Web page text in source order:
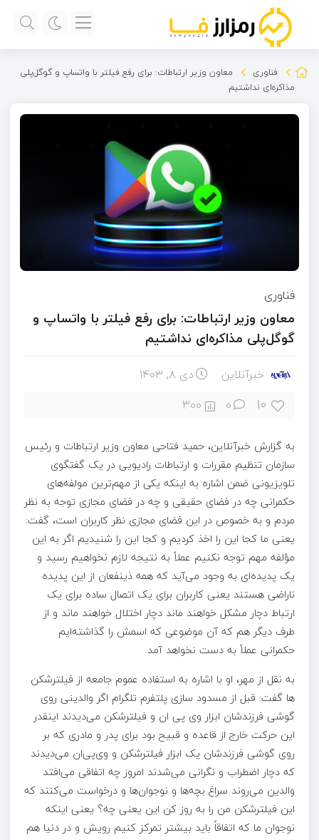
فناوری
معاون وزیر ارتباطات: برای رفع فیلتر با واتساپ و گوگل‌پلی
مذاکره‌ای نداشتیم
فناوری
معاون وزیر ارتباطات: برای رفع فیلتر با واتساپ و
گوگل‌پلی مذاکره‌ای نداشتیم
خبرآنلاین دی ۸, ۱۴۰۳
10
0
300
به گزارش خبرآنلاین، حمید فتاحی معاون وزیر ارتباطات و رئیس
سازمان تنظیم مقررات و ارتباطات رادیویی در یک گفتگوی
تلویزیونی ضمن اشاره به اینکه یکی از مهم‌ترین مولفه‌های
حکمرانی چه در فضای حقیقی و چه در فضای مجازی توجه به نظر
مردم و به خصوص در این فضای مجازی نظر کاربران است، گفت:
یعنی ما کجا این را اخذ کردیم و کجا این را شنیدیم اگر به این
مؤلفه مهم توجه نکنیم عملاً به نتیجه لازم نخواهیم رسید و
یک پدیده‌ای به وجود می‌آید که همه ذینفعان از این پدیده
ناراضی هستند یعنی کاربران برای یک اتصال ساده برای یک
ارتباط دچار مشکل خواهند ماند دچار اختلال خواهند ماند و از
طرف دیگر هم که آن موضوعی که اسمش را گذاشته‌ایم
حکمرانی عملاً به دست نخواهد آمد.
به نقل از مهر، او با اشاره به استفاده عموم جامعه از فیلترشکن
ها گفت: قبل از مسدود سازی پلتفرم تلگرام اگر والدینی روی
گوشی فرزندشان ابزار وی پی ان و فیلترشکن می‌دیدند اینقدر
این حرکت خارج از قاعده و قبیح بود برای پدر و مادری که بر
روی گوشی فرزندشان یک ابزار فیلترشکن و وی‌پی‌ان می‌دیدند
که دچار اضطراب و نگرانی می‌شدند امروز چه اتفاقی می‌افتد
والدین می‌روند سراغ بچه‌ها و نوجوان‌ها و درخواست می‌کنند که
این فیلترشکن من را به روز کن این یعنی چه؟ یعنی اینکه
نوجوان ما که اتفاقاً باید بیشتر تمرکز کنیم رویش و در دنیا هم